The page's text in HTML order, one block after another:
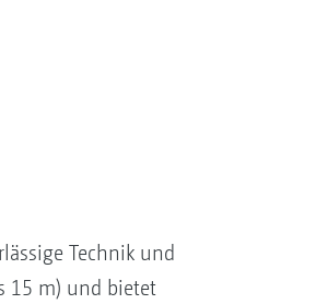
Technik und
15 m) und bietet